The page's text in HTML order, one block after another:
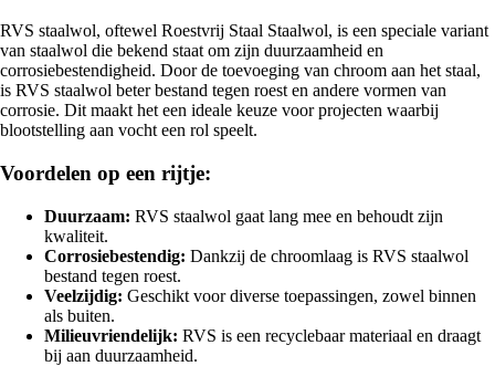
RVS staalwol, oftewel Roestvrij Staal Staalwol, is een speciale variant
van staalwol die bekend staat om zijn duurzaamheid en
corrosiebestendigheid. Door de toevoeging van chroom aan het staal,
is RVS staalwol beter bestand tegen roest en andere vormen van
corrosie. Dit maakt het een ideale keuze voor projecten waarbij
blootstelling aan vocht een rol speelt.
Voordelen op een rijtje:
Duurzaam: RVS staalwol gaat lang mee en behoudt zijn
kwaliteit.
Corrosiebestendig: Dankzij de chroomlaag is RVS staalwol
bestand tegen roest.
Veelzijdig: Geschikt voor diverse toepassingen, zowel binnen
als buiten.
Milieuvriendelijk: RVS is een recyclebaar materiaal en draagt
bij aan duurzaamheid.